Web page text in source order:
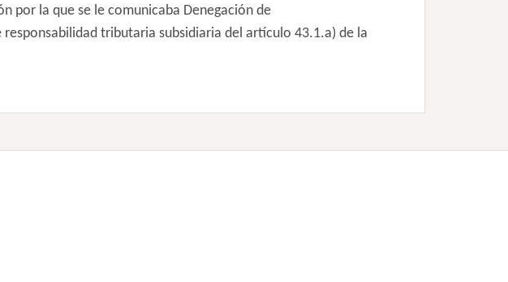
por la que se le comunicaba Denegación de
tributaria subsidiaria del artículo 43.1.a) de la